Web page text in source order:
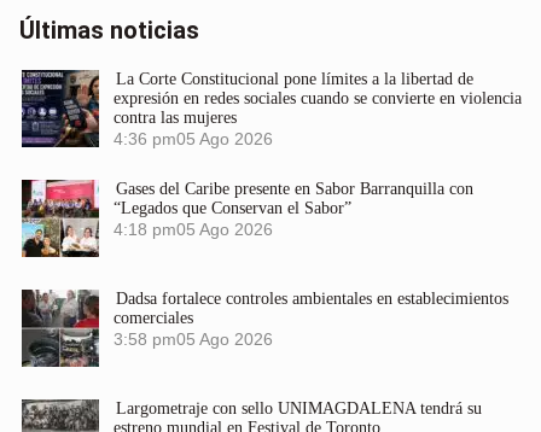
Últimas noticias
La Corte Constitucional pone límites a la libertad de
expresión en redes sociales cuando se convierte en violencia
contra las mujeres
4:36 pm05 Ago 2026
Gases del Caribe presente en Sabor Barranquilla con
“Legados que Conservan el Sabor”
4:18 pm05 Ago 2026
Dadsa fortalece controles ambientales en establecimientos
comerciales
3:58 pm05 Ago 2026
Largometraje con sello UNIMAGDALENA tendrá su
estreno mundial en Festival de Toronto